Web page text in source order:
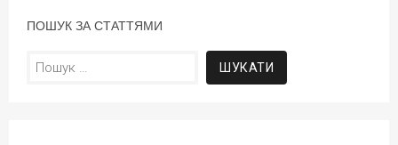
ПОШУК ЗА СТАТТЯМИ
Пошук: